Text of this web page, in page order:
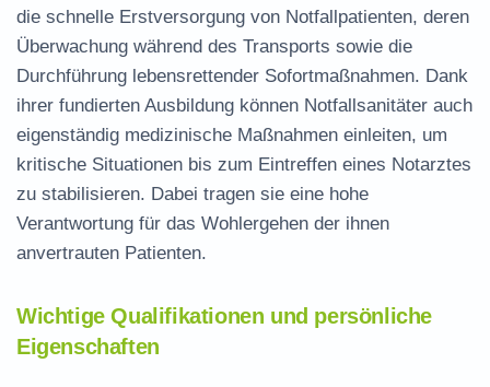
die schnelle Erstversorgung von Notfallpatienten, deren
Überwachung während des Transports sowie die
Durchführung lebensrettender Sofortmaßnahmen. Dank
ihrer fundierten Ausbildung können Notfallsanitäter auch
eigenständig medizinische Maßnahmen einleiten, um
kritische Situationen bis zum Eintreffen eines Notarztes
zu stabilisieren. Dabei tragen sie eine hohe
Verantwortung für das Wohlergehen der ihnen
anvertrauten Patienten.
Wichtige Qualifikationen und persönliche
Eigenschaften